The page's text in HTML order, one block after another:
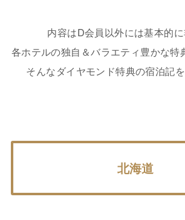
内容はD会員以外には基本的に
各ホテルの独自＆バラエティ豊かな特
そんなダイヤモンド特典の宿泊記を
北海道